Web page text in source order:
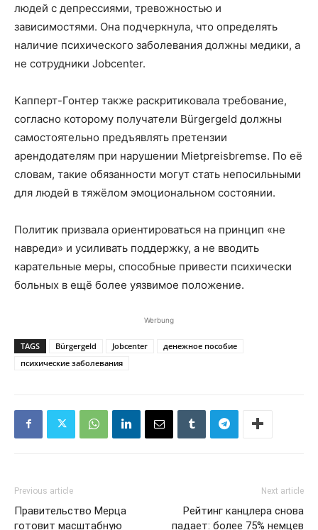
людей с депрессиями, тревожностью и
зависимостями. Она подчеркнула, что определять
наличие психического заболевания должны медики, а
не сотрудники Jobcenter.
Капперт-Гонтер также раскритиковала требование,
согласно которому получатели Bürgergeld должны
самостоятельно предъявлять претензии
арендодателям при нарушении Mietpreisbremse. По её
словам, такие обязанности могут стать непосильными
для людей в тяжёлом эмоциональном состоянии.
Политик призвала ориентироваться на принцип «не
навреди» и усиливать поддержку, а не вводить
карательные меры, способные привести психически
больных в ещё более уязвимое положение.
Werbung
TAGS Bürgergeld Jobcenter
денежное пособие
психические заболевания
Previous article
Правительство Мерца
готовит масштабную
Next article
Рейтинг канцлера снова
падает: более 75% немцев